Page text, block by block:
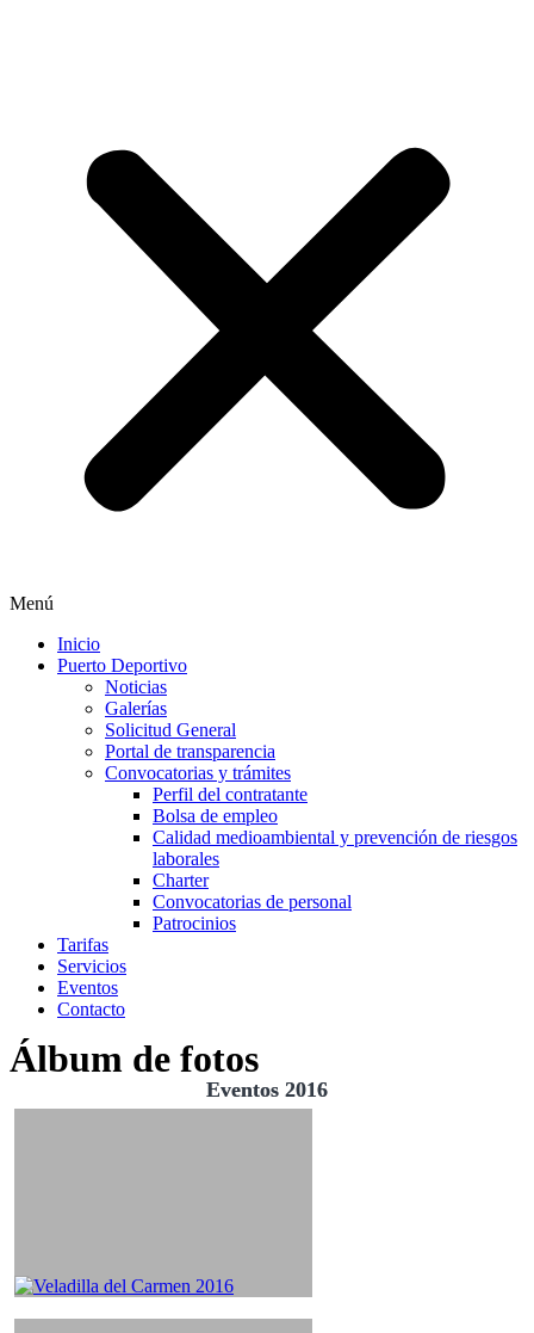
Menú
Inicio
Puerto Deportivo
Noticias
Galerías
Solicitud General
Portal de transparencia
Convocatorias y trámites
Perfil del contratante
Bolsa de empleo
Calidad medioambiental y prevención de riesgos
laborales
Charter
Convocatorias de personal
Patrocinios
Tarifas
Servicios
Eventos
Contacto
Álbum de fotos
Eventos 2016